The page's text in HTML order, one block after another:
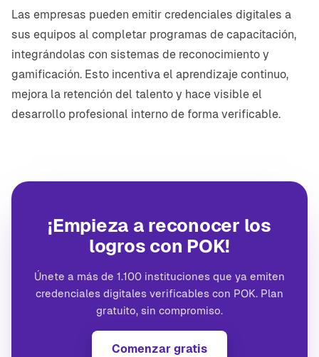
Las empresas pueden emitir credenciales digitales a
sus equipos al completar programas de capacitación,
integrándolas con sistemas de reconocimiento y
gamificación. Esto incentiva el aprendizaje continuo,
mejora la retención del talento y hace visible el
desarrollo profesional interno de forma verificable.
¡Empieza a reconocer los
logros con POK!
Únete a más de 1.100 instituciones que ya emiten
credenciales digitales verificables con POK. Plan
gratuito, sin compromiso.
Comenzar gratis